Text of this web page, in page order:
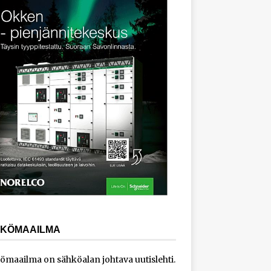
on sähköalan johtava uutislehti.